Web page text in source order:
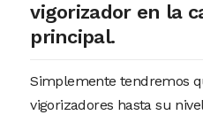
vigorizador en la
principal.
Simplemente tendremos
vigorizadores hasta su